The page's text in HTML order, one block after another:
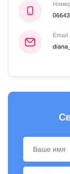
Email